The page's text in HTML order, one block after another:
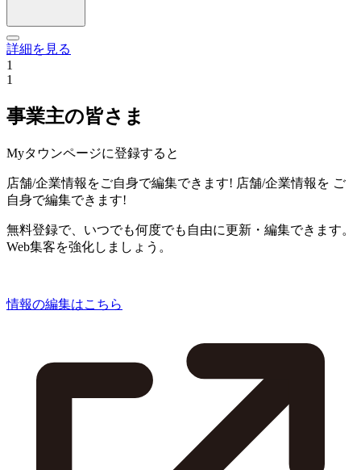
詳細を見る
1
1
事業主の皆さま
Myタウンページに登録すると
店舗/企業情報をご自身で編集できます! 店舗/企業情報を ご
自身で編集できます!
無料登録で、いつでも何度でも自由に更新・編集できます。
Web集客を強化しましょう。
情報の編集はこちら